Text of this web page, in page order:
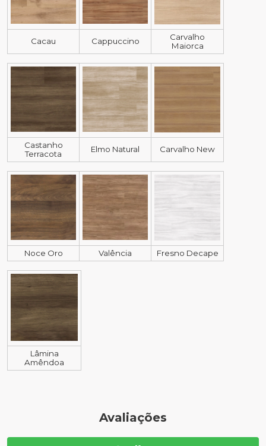
Cacau Cappuccino
Carvalho
Maiorca
Castanho
Terracota
Elmo Natural Carvalho New
Noce Oro Valência Fresno Decape
Lâmina
Amêndoa
Avaliações